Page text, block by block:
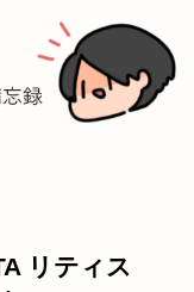
リティス